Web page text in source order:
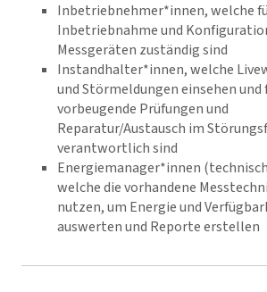
Inbetriebnehmer*innen, welche
Inbetriebnahme und
Messgeräten zuständig sind
Instandhalter*innen, welche
und Störmeldungen einsehen und
vorbeugende Prüfungen und
Reparatur/Austausch im
verantwortlich sind
Energiemanager*innen
welche die vorhandene
nutzen, um Energie und
auswerten und Reporte erstellen